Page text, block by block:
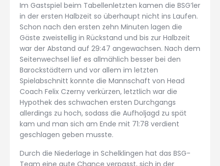
Im Gastspiel beim Tabellenletzten kamen die BSG’ler
in der ersten Halbzeit so überhaupt nicht ins Laufen.
Schon nach den ersten zehn Minuten lagen die
Gäste zweistellig in Rückstand und bis zur Halbzeit
war der Abstand auf 29:47 angewachsen. Nach dem
Seitenwechsel lief es allmählich besser bei den
Barockstädtern und vor allem im letzten
Spielabschnitt konnte die Mannschaft von Head
Coach Felix Czerny verkürzen, letztlich war die
Hypothek des schwachen ersten Durchgangs
allerdings zu hoch, sodass die Aufholjagd zu spät
kam und man sich am Ende mit 71:78 verdient
geschlagen geben musste.
Durch die Niederlage in Schelklingen hat das BSG-
Team eine gute Chance verpasst, sich in der